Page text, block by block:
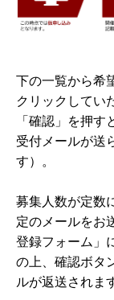
下の一覧から
クリックしてい
「確認」を押
受付メールが送
す）。
募集人数が定数
定のメールをお
登録フォーム」
の上、確認ボタ
ルが返送されま